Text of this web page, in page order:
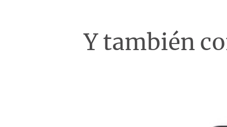
Y también